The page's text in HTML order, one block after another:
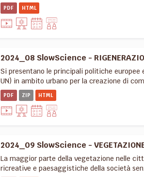
PDF HTML
2024_08 SlowScience -
Si presentano le principali politiche
UN) in ambito urbano per la creazione di
PDF ZIP HTML
2024_09 SlowScience -
La maggior parte della vegetazione nelle
ricreative e paesaggistiche della società